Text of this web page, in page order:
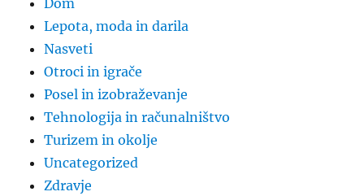
Lepota, moda in darila
Nasveti
Otroci in igrače
Posel in izobraževanje
Tehnologija in računalništvo
Turizem in okolje
Uncategorized
Zdravje